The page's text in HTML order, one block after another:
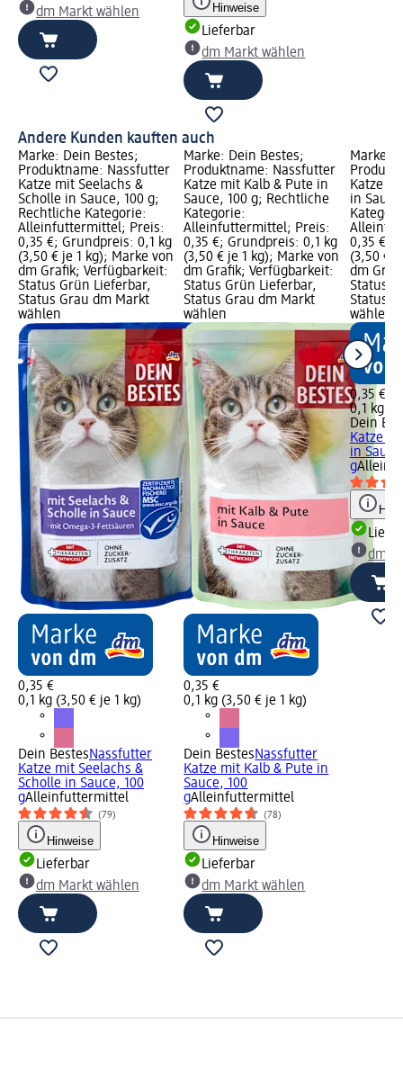
dm Markt wählen
Hinweise
Lieferbar
dm Markt wählen
Andere Kunden kauften auch
Marke: Dein Bestes;
Produktname: Nassfutter
Katze mit Seelachs &
Scholle in Sauce, 100 g;
Rechtliche Kategorie:
Alleinfuttermittel; Preis:
0,35 €; Grundpreis: 0,1 kg
(3,50 € je 1 kg); Marke von
dm Grafik; Verfügbarkeit:
Status Grün Lieferbar,
Status Grau dm Markt
wählen
0,35 €
0,1 kg (3,50 € je 1 kg)
Dein BestesNassfutter
Katze mit Seelachs &
Scholle in Sauce, 100
gAlleinfuttermittel
(79)
Hinweise
Lieferbar
dm Markt wählen
Marke: Dein Bestes;
Produktname: Nassfutter
Katze mit Kalb & Pute in
Sauce, 100 g; Rechtliche
Kategorie:
Alleinfuttermittel; Preis:
0,35 €; Grundpreis: 0,1 kg
(3,50 € je 1 kg); Marke von
dm Grafik; Verfügbarkeit:
Status Grün Lieferbar,
Status Grau dm Markt
wählen
0,35 €
0,1 kg (3,50 € je 1 kg)
Dein BestesNassfutter
Katze mit Kalb & Pute in
Sauce, 100
gAlleinfuttermittel
(78)
Hinweise
Lieferbar
dm Markt wählen
Marke:
Katze
in
0,35 €;
(3,50 €
dm
Status
Status
wählen
0,35 €
0,1 kg
Dein
Katze
in
g
dm